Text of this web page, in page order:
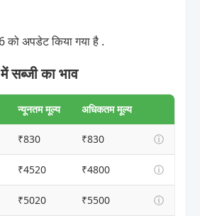
को अपडेट किया गया है .
का भाव
न्यूनतम मूल्य अधिकतम मूल्य
₹830 ₹830 ⓘ
₹4520 ₹4800 ⓘ
₹5020 ₹5500 ⓘ